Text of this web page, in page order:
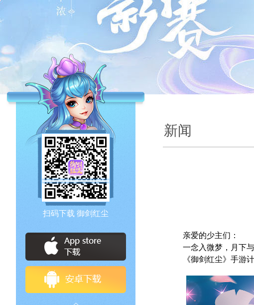
扫码下载 御剑红尘
新闻
亲爱的少主们：
一念入微梦，月下
《御剑红尘》手游